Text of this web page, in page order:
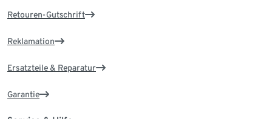
Retouren-Gutschrift
Reklamation
Ersatzteile & Reparatur
Garantie